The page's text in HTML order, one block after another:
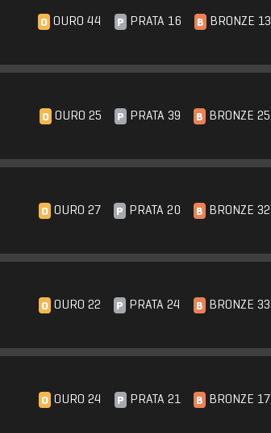
O OURO 44 P PRATA 16 B BRONZE 13
O OURO 25 P PRATA 39 B BRONZE 25
O OURO 27 P PRATA 20 B BRONZE 32
O OURO 22 P PRATA 24 B BRONZE 33
O OURO 24 P PRATA 21 B BRONZE 17